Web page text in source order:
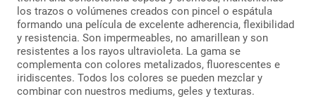
los trazos o volúmenes creados con pincel o espátula
formando una película de excelente adherencia, flexibilidad
y resistencia. Son impermeables, no amarillean y son
resistentes a los rayos ultravioleta. La gama se
complementa con colores metalizados, fluorescentes e
iridiscentes. Todos los colores se pueden mezclar y
combinar con nuestros mediums, geles y texturas.